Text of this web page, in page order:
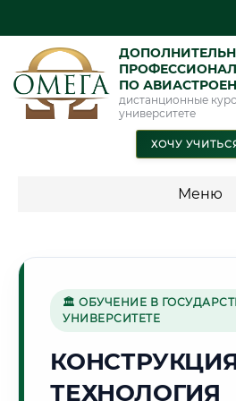
ПО
дистанционные
университете
ХОЧУ
Меню
🔷
Г. ПЕРМЬ
🏛 ОБУЧЕНИЕ В
УНИВЕРСИТЕТЕ
ТЕХНОЛОГИЯ